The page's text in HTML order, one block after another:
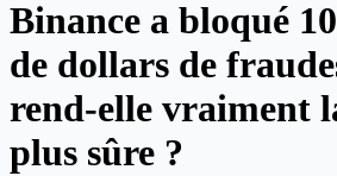
Binance a bloqué
de dollars de
rend-elle vraiment
plus sûre ?